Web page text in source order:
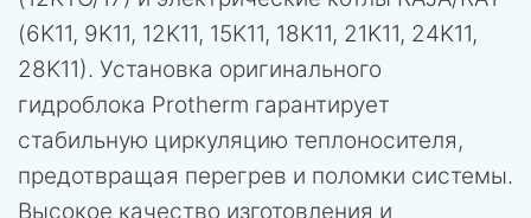
(6K11, 9K11, 12K11, 15K11, 18K11, 21K11, 24K11,
28K11). Установка оригинального
гидроблока Protherm гарантирует
стабильную циркуляцию теплоносителя,
предотвращая перегрев и поломки системы.
Высокое качество изготовления и